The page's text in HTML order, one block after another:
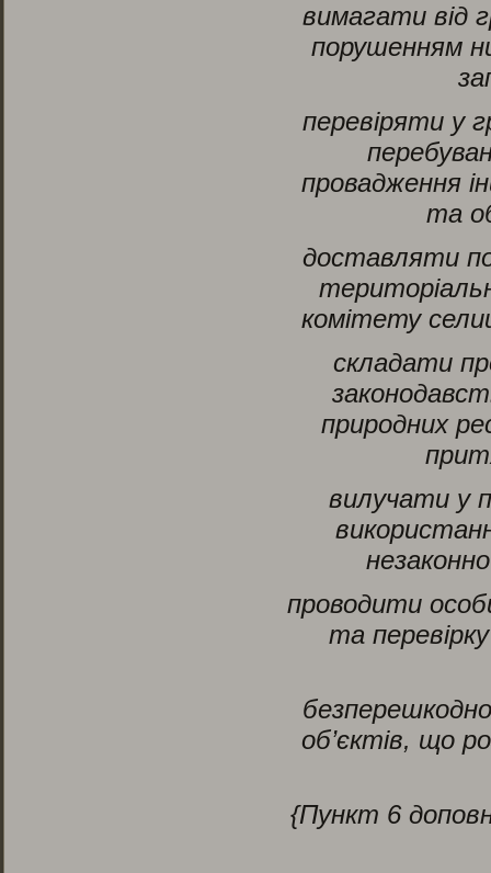
вимагати від
порушенням
перевіряти у
провадження
та
доставляти
комітету
складати
природних
вилучати у
проводити
та
об’єктів, що
{Пункт 6